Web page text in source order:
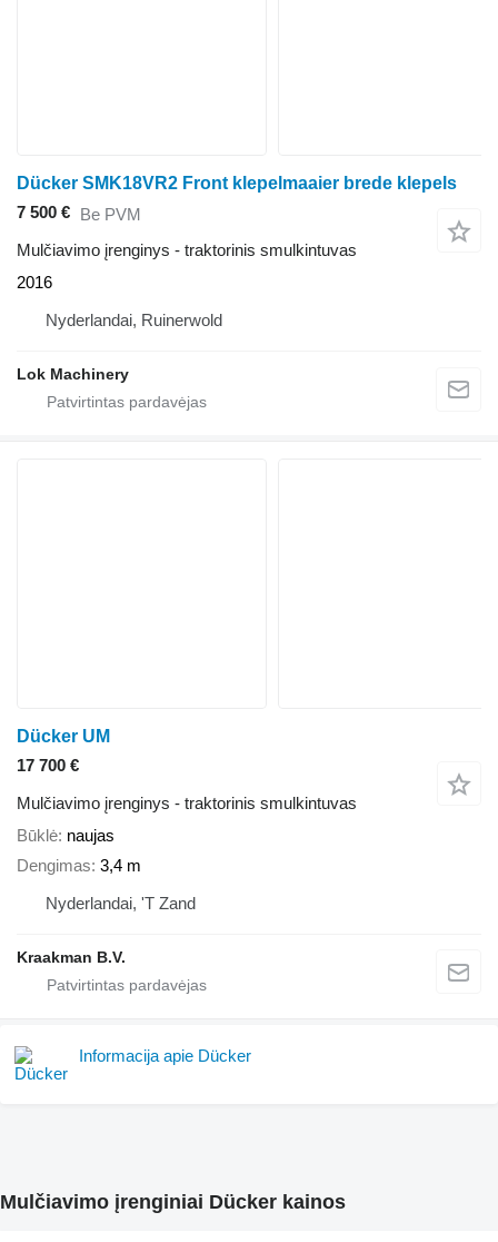
Dücker SMK18VR2 Front klepelmaaier brede klepels
7 500 € Be PVM
Mulčiavimo įrenginys - traktorinis smulkintuvas
2016
Nyderlandai, Ruinerwold
Lok Machinery
Dücker UM
17 700 €
Mulčiavimo įrenginys - traktorinis smulkintuvas
Būklė naujas
Dengimas 3,4 m
Nyderlandai, 'T Zand
Kraakman B.V.
Informacija apie Dücker
Mulčiavimo įrenginiai Dücker kainos